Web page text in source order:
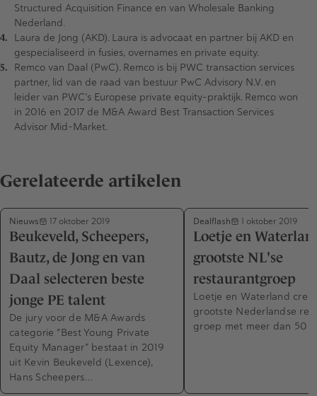
Structured Acquisition Finance en van Wholesale Banking
Nederland.
Laura de Jong (AKD). Laura is advocaat en partner bij AKD en
gespecialiseerd in fusies, overnames en private equity.
Remco van Daal (PwC). Remco is bij PWC transaction services
partner, lid van de raad van bestuur PwC Advisory N.V. en
leider van PWC’s Europese private equity-praktijk. Remco won
in 2016 en 2017 de M&A Award Best Transaction Services
Advisor Mid-Market.
Gerelateerde artikelen
Nieuws 17 oktober 2019
Beukeveld, Scheepers,
Bautz, de Jong en van
Daal selecteren beste
jonge PE talent
De jury voor de M&A Awards
categorie "Best Young Private
Equity Manager” bestaat in 2019
uit Kevin Beukeveld (Lexence),
Hans Scheepers…
Dealflash 1 oktober 2019
Loetje en
grootste NL'se
restaurantgroep
Loetje en Waterland
grootste Nederlandse
groep met meer dan 50